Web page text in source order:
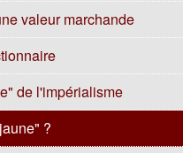
valeur marchande
de l'impérialisme
?